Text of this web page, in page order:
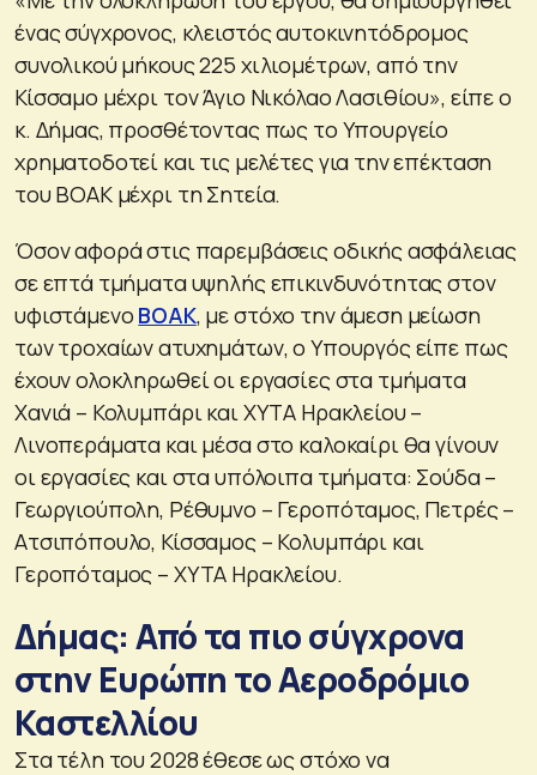
ένας σύγχρονος, κλειστός αυτοκινητόδρομος
συνολικού μήκους 225 χιλιομέτρων, από την
Κίσσαμο μέχρι τον Άγιο Νικόλαο Λασιθίου», είπε ο
κ. Δήμας, προσθέτοντας πως το Υπουργείο
χρηματοδοτεί και τις μελέτες για την επέκταση
του ΒΟΑΚ μέχρι τη Σητεία.
Όσον αφορά στις παρεμβάσεις οδικής ασφάλειας
σε επτά τμήματα υψηλής επικινδυνότητας στον
υφιστάμενο ΒΟΑΚ, με στόχο την άμεση μείωση
των τροχαίων ατυχημάτων, ο Υπουργός είπε πως
έχουν ολοκληρωθεί οι εργασίες στα τμήματα
Χανιά – Κολυμπάρι και ΧΥΤΑ Ηρακλείου –
Λινοπεράματα και μέσα στο καλοκαίρι θα γίνουν
οι εργασίες και στα υπόλοιπα τμήματα: Σούδα –
Γεωργιούπολη, Ρέθυμνο – Γεροπόταμος, Πετρές –
Ατσιπόπουλο, Κίσσαμος – Κολυμπάρι και
Γεροπόταμος – ΧΥΤΑ Ηρακλείου.
Δήμας: Από τα πιο σύγχρονα
στην Ευρώπη το Αεροδρόμιο
Καστελλίου
Στα τέλη του 2028 έθεσε ως στόχο να